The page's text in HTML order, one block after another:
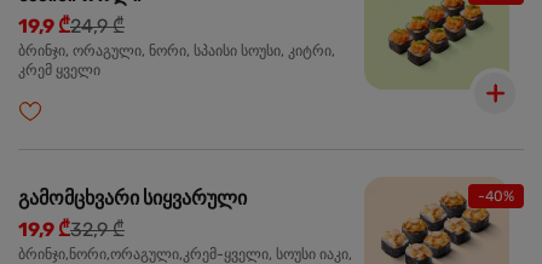
19,9 ₾24,9 ₾
ბრინჯი, ორაგული, ნორი, სპაისი სოუსი, კიტრი,
კრემ ყველი
-40%
გამომცხვარი სიყვარული
19,9 ₾32,9 ₾
ბრინჯი,ნორი,ორაგული,კრემ-ყველი, სოუსი იაკი,